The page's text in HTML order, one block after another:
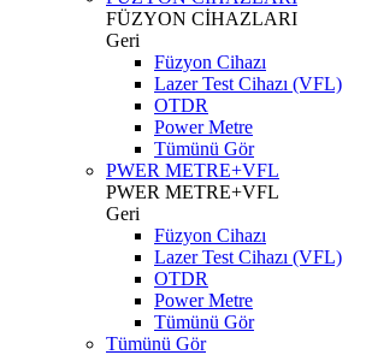
FÜZYON CİHAZLARI
Geri
Füzyon Cihazı
Lazer Test Cihazı (VFL)
OTDR
Power Metre
Tümünü Gör
PWER METRE+VFL
PWER METRE+VFL
Geri
Füzyon Cihazı
Lazer Test Cihazı (VFL)
OTDR
Power Metre
Tümünü Gör
Tümünü Gör